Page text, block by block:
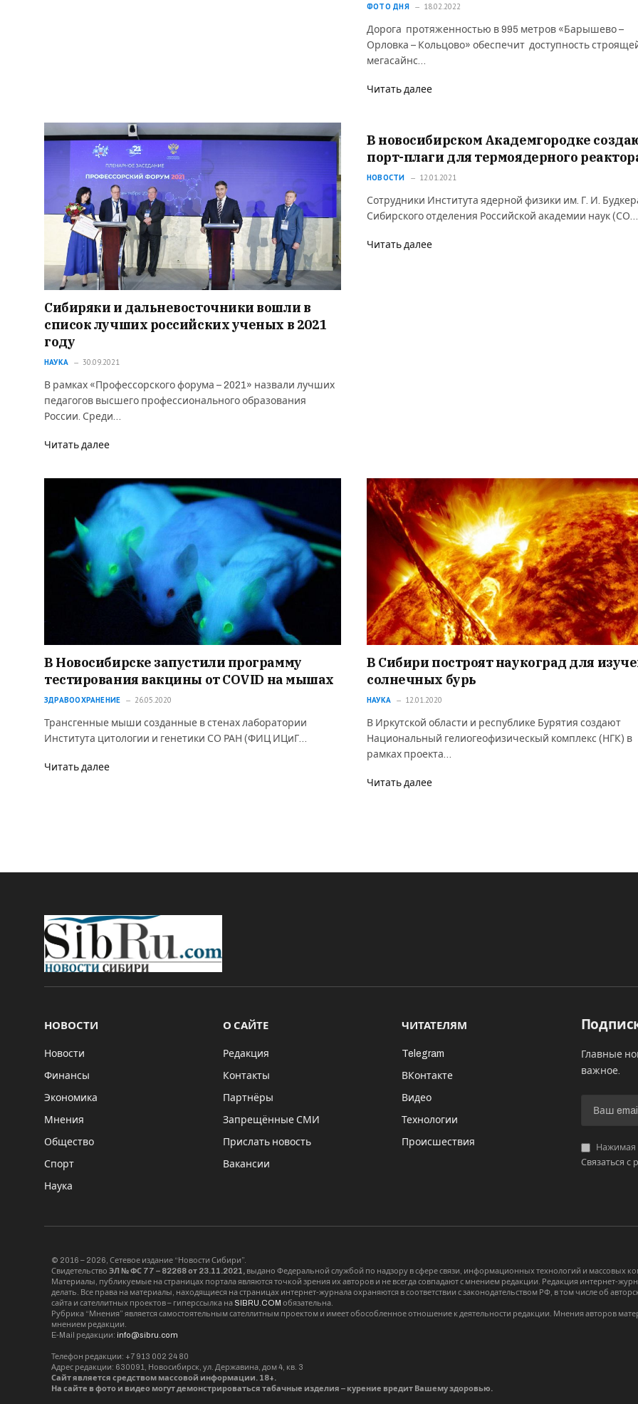
ФОТО ДНЯ 18.02.2022
Дорога протяженностью в 995 метров «Барышево –
Орловка – Кольцово» обеспечит доступность
мегасайнс…
Читать далее
Сибиряки и дальневосточники вошли в
список лучших российских ученых в 2021
году
НАУКА 30.09.2021
В рамках «Профессорского форума – 2021» назвали лучших
педагогов высшего профессионального образования
России. Среди…
Читать далее
В новосибирском Академгородке
порт-плаги для термоядерного
НОВОСТИ 12.01.2021
Сотрудники Института ядерной физики им. Г. И.
Сибирского отделения Российской академии наук (СО…
Читать далее
В Новосибирске запустили программу
тестирования вакцины от COVID на мышах
ЗДРАВООХРАНЕНИЕ 26.05.2020
Трансгенные мыши созданные в стенах лаборатории
Института цитологии и генетики СО РАН (ФИЦ ИЦиГ…
Читать далее
В Сибири построят наукоград для
солнечных бурь
НАУКА 12.01.2020
В Иркутской области и республике Бурятия создают
Национальный гелиогеофизическый комплекс (НГК) в
рамках проекта…
Читать далее
НОВОСТИ
Новости
Финансы
Экономика
Мнения
Общество
Спорт
Наука
О САЙТЕ
Редакция
Контакты
Партнёры
Запрещённые СМИ
Прислать новость
Вакансии
ЧИТАТЕЛЯМ
Telegram
ВКонтакте
Видео
Технологии
Происшествия
Главные
важное.
Нажимая
Связаться с
© 2016 – 2026, Сетевое издание “Новости Сибири”.
Свидетельство ЭЛ № ФС 77 – 82268 от 23.11.2021, выдано Федеральной службой по надзору в сфере связи, информационных технологий и массовых
Материалы, публикуемые на страницах портала являются точкой зрения их авторов и не всегда совпадают с мнением редакции. Редакция интернет-
делать. Все права на материалы, находящиеся на страницах интернет-журнала охраняются в соответствии с законодательством РФ, в том числе об
сайта и сателлитных проектов – гиперссылка на SIBRU.COM обязательна.
Рубрика “Мнения” является самостоятельным сателлитным проектом и имеет обособленное отношение к деятельности редакции. Мнения авторов
мнением редакции.
E-Mail редакции: info@sibru.com
Телефон редакции: +7 913 002 24 80
Адрес редакции: 630091, Новосибирск, ул. Державина, дом 4, кв. 3
Сайт является средством массовой информации. 18+.
На сайте в фото и видео могут демонстрироваться табачные изделия – курение вредит Вашему здоровью.